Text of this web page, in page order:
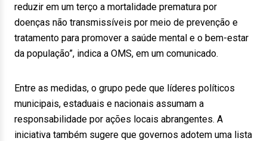
reduzir em um terço a mortalidade prematura por
doenças não transmissíveis por meio de prevenção e
tratamento para promover a saúde mental e o bem-estar
da população”, indica a OMS, em um comunicado.
Entre as medidas, o grupo pede que líderes políticos
municipais, estaduais e nacionais assumam a
responsabilidade por ações locais abrangentes. A
iniciativa também sugere que governos adotem uma lista